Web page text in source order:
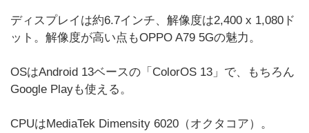
ディスプレイは約6.7インチ、解像度は2,400 x 1,080ド
ット。解像度が高い点もOPPO A79 5Gの魅力。
OSはAndroid 13ベースの「ColorOS 13」で、もちろん
Google Playも使える。
CPUはMediaTek Dimensity 6020（オクタコア）。